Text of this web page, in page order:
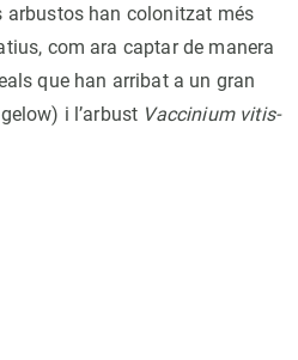
arbustos han colonitzat més
com ara captar de manera
que han arribat a un gran
i l’arbust Vaccinium vitis-